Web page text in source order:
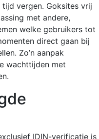
vergen. Goksites vrij
met andere,
welke gebruikers tot
direct gaan bij
Zo’n aanpak
wachttijden met
IDIN-verificatie is